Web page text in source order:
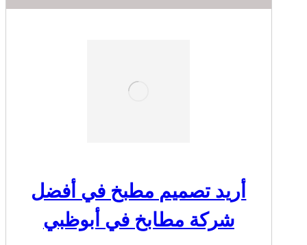
أريد تصميم مطبخ في أفضل
شركة مطابخ في أبوظبي